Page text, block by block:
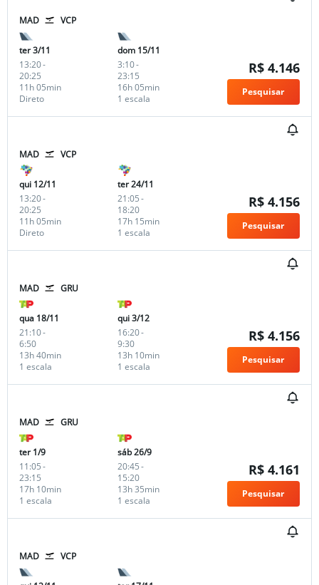
MAD VCP
ter 3/11
13:20-
20:25
Direto
11h 05min
dom 15/11
3:10-
23:15
1 escala
16h 05min
R$ 4.146
Pesquisar
MAD VCP
qui 12/11
13:20-
20:25
Direto
11h 05min
ter 24/11
21:05-
18:20
1 escala
17h 15min
R$ 4.156
Pesquisar
MAD GRU
qua 18/11
21:10-
6:50
1 escala
13h 40min
qui 3/12
16:20-
9:30
1 escala
13h 10min
R$ 4.156
Pesquisar
MAD GRU
ter 1/9
11:05-
23:15
1 escala
17h 10min
sáb 26/9
20:45-
15:20
1 escala
13h 35min
R$ 4.161
Pesquisar
MAD VCP